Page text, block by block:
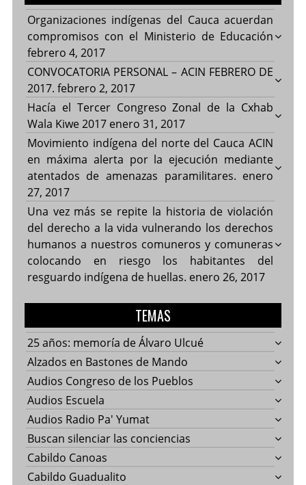
Organizaciones indígenas del Cauca acuerdan
compromisos con el Ministerio de Educación
febrero 4, 2017
CONVOCATORIA PERSONAL – ACIN FEBRERO DE
2017. febrero 2, 2017
Hacía el Tercer Congreso Zonal de la Cxhab
Wala Kiwe 2017 enero 31, 2017
Movimiento indígena del norte del Cauca ACIN
en máxima alerta por la ejecución mediante
atentados de amenazas paramilitares. enero
27, 2017
Una vez más se repite la historia de violación
del derecho a la vida vulnerando los derechos
humanos a nuestros comuneros y comuneras
colocando en riesgo los habitantes del
resguardo indígena de huellas. enero 26, 2017
TEMAS
25 años: memoría de Álvaro Ulcué
Alzados en Bastones de Mando
Audios Congreso de los Pueblos
Audios Escuela
Audios Radio Pa' Yumat
Buscan silenciar las conciencias
Cabildo Canoas
Cabildo Guadualito